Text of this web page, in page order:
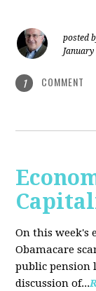
posted
January
1 COMMENT
On this week's
Obamacare
public pension
discussion of...